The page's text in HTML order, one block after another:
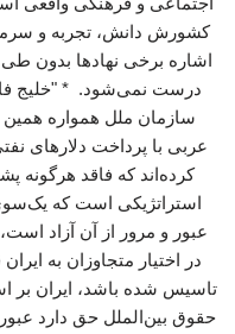
کشورش دانش، تجربه و
اشاره برخی نهادها بدون
درست نمی‌شود. * "خلیج
سازمان ملل همواره
عربی با پرداخت دلارهای
کرده‌اند که فاقد هرگونه
استراتژیکی است که
عبور و مرور از آن آزاد
در اختیار متجاوزان به
تاسیس شده باشد، ایران
حقوق بین‌الملل حق دارد